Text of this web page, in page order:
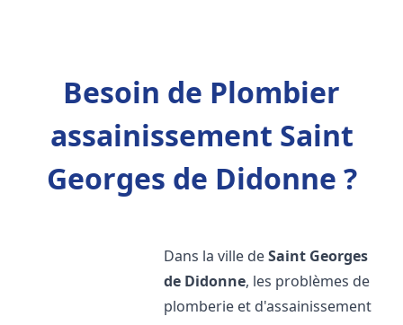
Besoin de Plombier
assainissement Saint
Georges de Didonne ?
Dans la ville deSaint Georges
de Didonne, les problèmes de
plomberie et d'assainissement